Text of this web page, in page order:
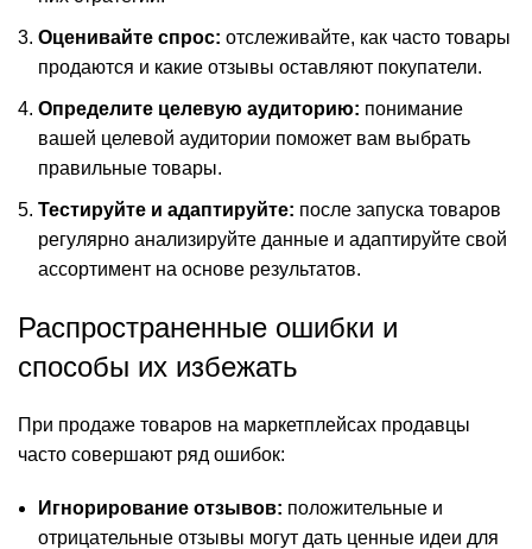
Оценивайте спрос: отслеживайте, как часто товары
продаются и какие отзывы оставляют покупатели.
Определите целевую аудиторию: понимание
вашей целевой аудитории поможет вам выбрать
правильные товары.
Тестируйте и адаптируйте: после запуска товаров
регулярно анализируйте данные и адаптируйте свой
ассортимент на основе результатов.
Распространенные ошибки и
способы их избежать
При продаже товаров на маркетплейсах продавцы
часто совершают ряд ошибок:
Игнорирование отзывов: положительные и
отрицательные отзывы могут дать ценные идеи для